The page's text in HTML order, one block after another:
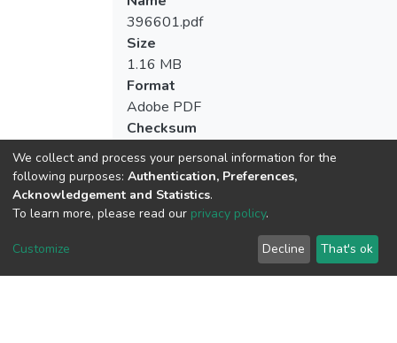
396601.pdf
Size
1.16 MB
Format
Adobe PDF
Checksum
View metrics
Acquisition Date
We collect and process your personal information for the
following purposes: Authentication, Preferences,
Acknowledgement and Statistics.
To learn more, please read our privacy policy.
Customize Decline That's ok